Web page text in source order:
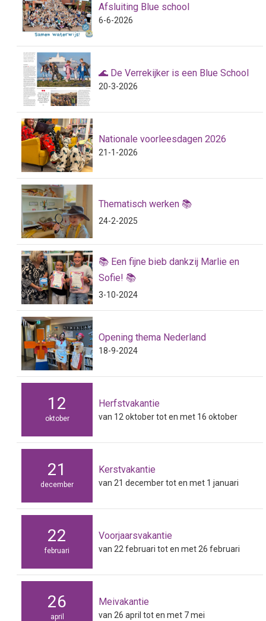
Afsluiting Blue school
6-6-2026
🌊 De Verrekijker is een Blue School
20-3-2026
Nationale voorleesdagen 2026
21-1-2026
Thematisch werken 📚
24-2-2025
📚 Een fijne bieb dankzij Marlie en
Sofie! 📚
3-10-2024
Opening thema Nederland
18-9-2024
12
oktober
Herfstvakantie
van 12 oktober tot en met 16 oktober
21
december
Kerstvakantie
van 21 december tot en met 1 januari
22
februari
Voorjaarsvakantie
van 22 februari tot en met 26 februari
26
april
Meivakantie
van 26 april tot en met 7 mei